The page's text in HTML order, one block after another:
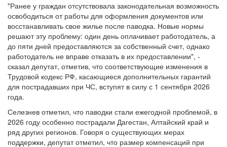
"Ранее у граждан отсутствовала законодательная возможность
освободиться от работы для оформления документов или
восстанавливать свое жилье после паводка. Новые нормы
решают эту проблему: один день оплачивает работодатель, а
до пяти дней предоставляются за собственный счет, однако
работодатель не вправе отказать в их предоставлении", -
сказал депутат, отметив, что соответствующие изменения в
Трудовой кодекс РФ, касающиеся дополнительных гарантий
для пострадавших при ЧС, вступят в силу с 1 сентября 2026
года.
Селезнев отметил, что паводки стали ежегодной проблемой, в
2026 году особенно пострадали Дагестан, Алтайский край и
ряд других регионов. Говоря о существующих мерах
поддержки, депутат отметил, что размер компенсаций при